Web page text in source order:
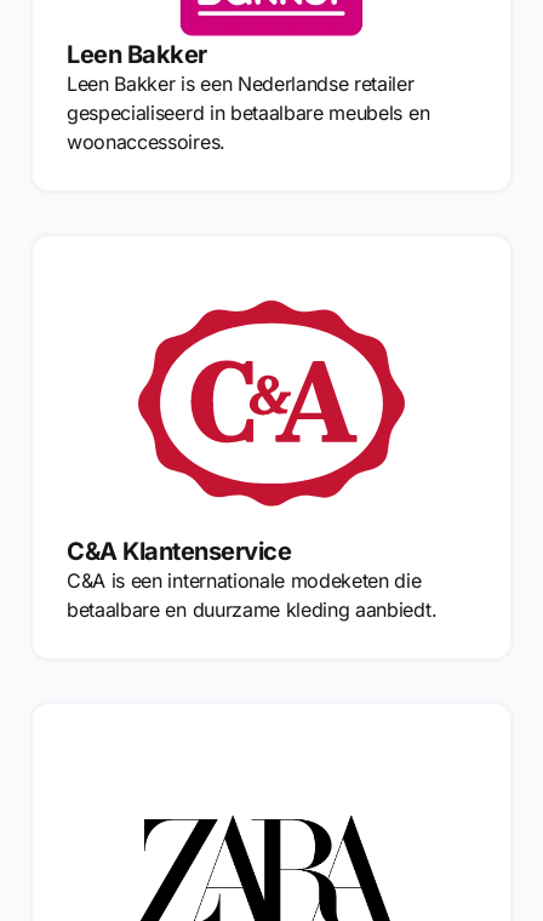
Leen Bakker
Leen Bakker is een Nederlandse retailer
gespecialiseerd in betaalbare meubels en
woonaccessoires.
C&A Klantenservice
C&A is een internationale modeketen die
betaalbare en duurzame kleding aanbiedt.